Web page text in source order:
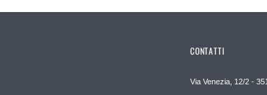
CONTATTI
Via Venezia, 12/2 -